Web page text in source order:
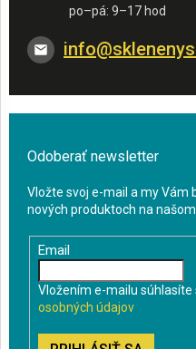
info@
Odoberať newsletter
Vložte svoj e-mail a my
nových produktoch na našom
Email
Vložením e-mailu súhlasíte
osobných údajov